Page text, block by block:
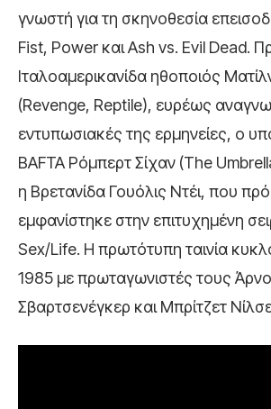
γνωστή για τη σκηνοθεσία
Fist, Power και Ash vs. Evil Dead.
Ιταλοαμερικανίδα ηθοποιός
(Revenge, Reptile), ευρέως
εντυπωσιακές της ερμηνείες, o
BAFTA Ρόμπερτ Σίχαν (The
η Βρετανίδα Γουόλις Ντέι, που
εμφανίστηκε στην επιτυχημένη
Sex/Life. Η πρωτότυπη ταινία
1985 με πρωταγωνιστές τους
Σβαρτσενέγκερ και Μπρίτζετ